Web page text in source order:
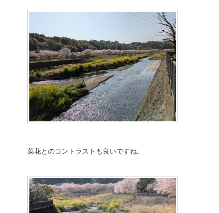
菜花とのコントラストも良いですね。